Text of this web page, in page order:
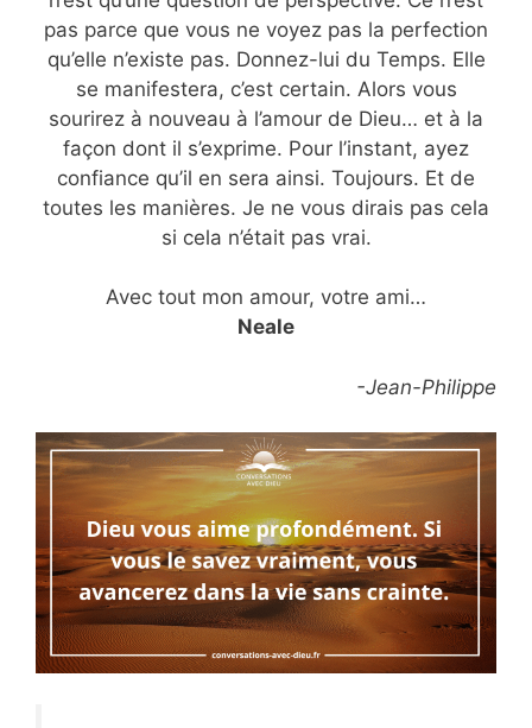
pas parce que vous ne voyez pas la perfection
qu’elle n’existe pas. Donnez-lui du Temps. Elle
se manifestera, c’est certain. Alors vous
sourirez à nouveau à l’amour de Dieu… et à la
façon dont il s’exprime. Pour l’instant, ayez
confiance qu’il en sera ainsi. Toujours. Et de
toutes les manières. Je ne vous dirais pas cela
si cela n’était pas vrai.
Avec tout mon amour, votre ami…
Neale
-Jean-Philippe